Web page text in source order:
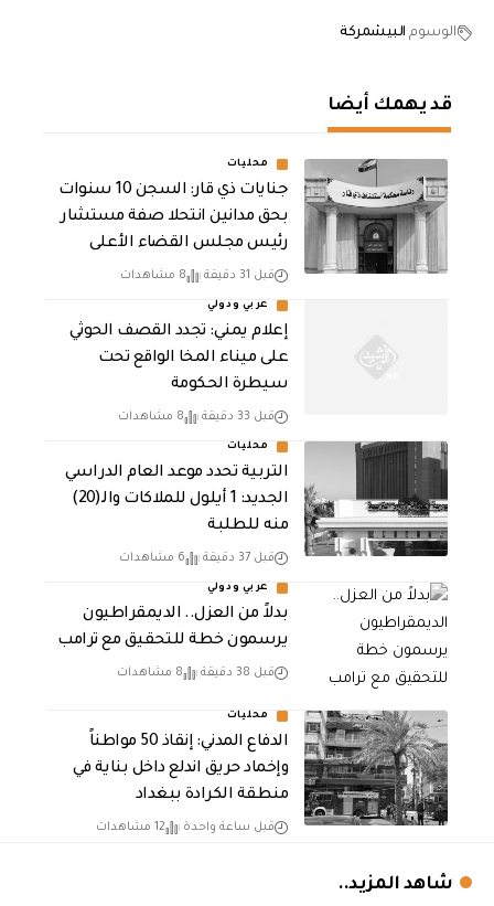
الوسوم البيشمركة
قد يهمك أيضا
محليات
جنايات ذي قار: السجن 10 سنوات
بحق مدانين انتحلا صفة مستشار
رئيس مجلس القضاء الأعلى
قبل 31 دقيقة 8 مشاهدات
عربي ودولي
إعلام يمني: تجدد القصف الحوثي
على ميناء المخا الواقع تحت
سيطرة الحكومة
قبل 33 دقيقة 8 مشاهدات
محليات
التربية تحدد موعد العام الدراسي
الجديد: 1 أيلول للملاكات والـ(20)
منه للطلبة
قبل 37 دقيقة 6 مشاهدات
عربي ودولي
بدلاً من العزل.. الديمقراطيون
يرسمون خطة للتحقيق مع ترامب
قبل 38 دقيقة 8 مشاهدات
محليات
الدفاع المدني: إنقاذ 50 مواطناً
وإخماد حريق اندلع داخل بناية في
منطقة الكرادة ببغداد
قبل ساعة واحدة 12 مشاهدات
شاهد المزيد..